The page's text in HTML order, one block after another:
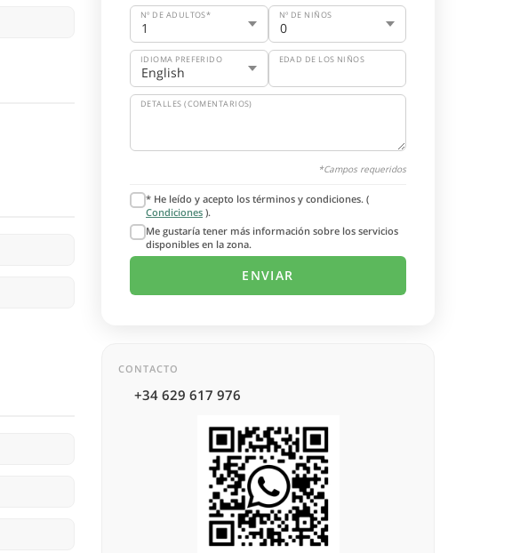
Nº DE ADULTOS* Nº DE NIÑOS
IDIOMA PREFERIDO EDAD DE LOS NIÑOS
DETALLES (COMENTARIOS)
*Campos requeridos
* He leído y acepto los términos y condiciones. (
Condiciones ).
Me gustaría tener más información sobre los servicios
disponibles en la zona.
CONTACTO
+34 629 617 976